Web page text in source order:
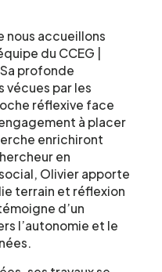
nous accueillons
du CCEG |
profonde
vécues par les
réflexive face
à placer
enrichiront
en
Olivier apporte
terrain et réflexion
d’un
l’autonomie et le